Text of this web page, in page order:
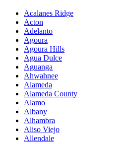
Acalanes Ridge
Acton
Adelanto
Agoura
Agoura Hills
Agua Dulce
Aguanga
Ahwahnee
Alameda
Alameda County
Alamo
Albany
Alhambra
Aliso Viejo
Allendale